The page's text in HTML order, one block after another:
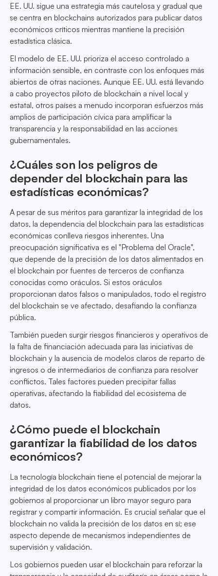
EE. UU. sigue una estrategia más cautelosa y gradual que
se centra en blockchains autorizados para publicar datos
económicos críticos mientras mantiene la precisión
estadística clásica.
El modelo de EE. UU. prioriza el acceso controlado a
información sensible, en contraste con los enfoques más
abiertos de otras naciones. Aunque EE. UU. está llevando
a cabo proyectos piloto de blockchain a nivel local y
estatal, otros países a menudo incorporan esfuerzos más
amplios de participación cívica para amplificar la
transparencia y la responsabilidad en las acciones
gubernamentales.
¿Cuáles son los peligros de
depender del blockchain para las
estadísticas económicas?
A pesar de sus méritos para garantizar la integridad de los
datos, la dependencia del blockchain para las estadísticas
económicas conlleva riesgos inherentes. Una
preocupación significativa es el "Problema del Oracle",
que depende de la precisión de los datos alimentados en
el blockchain por fuentes de terceros de confianza
conocidas como oráculos. Si estos oráculos
proporcionan datos falsos o manipulados, todo el registro
del blockchain se ve afectado, desafiando la confianza
pública.
También pueden surgir riesgos financieros y operativos de
la falta de financiación adecuada para las iniciativas de
blockchain y la ausencia de modelos claros de reparto de
ingresos o de intermediarios de confianza para resolver
conflictos. Tales factores pueden precipitar fallas
operativas, afectando la fiabilidad del ecosistema de
datos.
¿Cómo puede el blockchain
garantizar la fiabilidad de los datos
económicos?
La tecnología blockchain tiene el potencial de mejorar la
integridad de los datos económicos publicados por los
gobiernos al proporcionar un libro mayor seguro para
registrar y compartir información. Es crucial señalar que el
blockchain no valida la precisión de los datos en sí; ese
aspecto depende de mecanismos independientes de
supervisión y validación.
Los gobiernos pueden usar el blockchain para reforzar la